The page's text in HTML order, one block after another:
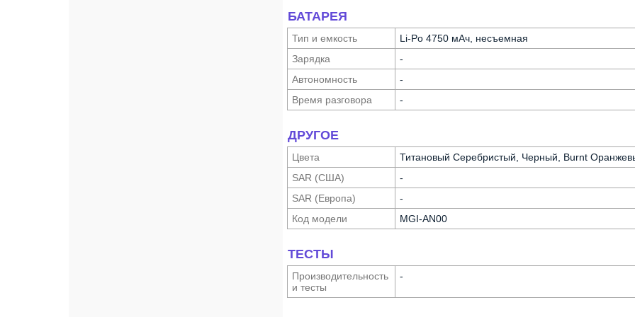
БАТАРЕЯ
Тип и емкость
Li-Po 4750 мАч, несъемная
Зарядка
-
Автоно­мность
-
Время разговора
-
ДРУГОЕ
Цвета
Титановый Серебристый, Черный, Burnt
SAR (США)
-
SAR (Европа)
-
Код модели
MGI-AN00
ТЕСТЫ
Производи­тельность
и тесты
-